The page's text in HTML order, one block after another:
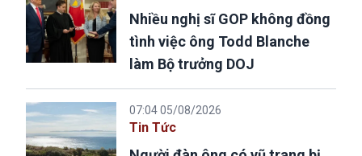
Nhiều nghị sĩ GOP không đồng
tình việc ông Todd Blanche
làm Bộ trưởng DOJ
07:04 05/08/2026
Tin Tức